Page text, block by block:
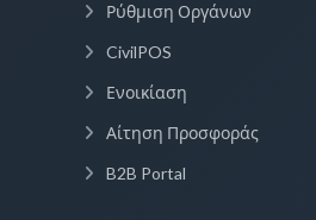
Ρύθμιση Οργάνων
CivilPOS
Ενοικίαση
Αίτηση Προσφοράς
B2B Portal